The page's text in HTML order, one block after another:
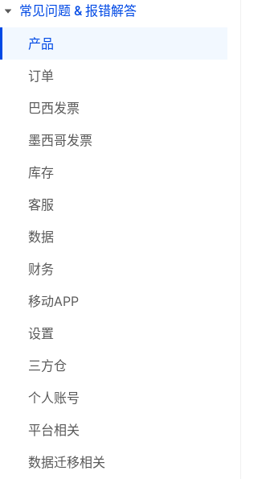
平台简介
订单
发票
库存
客服
数据
财务
移动APP
设置
三方仓
在线研讨会
首页
产品
订单
巴西发票
墨西哥发票
采购
库存
客服
数据
财务
移动APP
设置
三方仓
三方物流
个人账号
常见问题 & 报错解答
产品
订单
巴西发票
墨西哥发票
库存
客服
数据
财务
移动APP
设置
三方仓
个人账号
平台相关
数据迁移相关